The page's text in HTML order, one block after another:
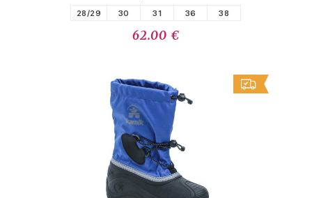
28/29 30 31 36 38
62.00 €